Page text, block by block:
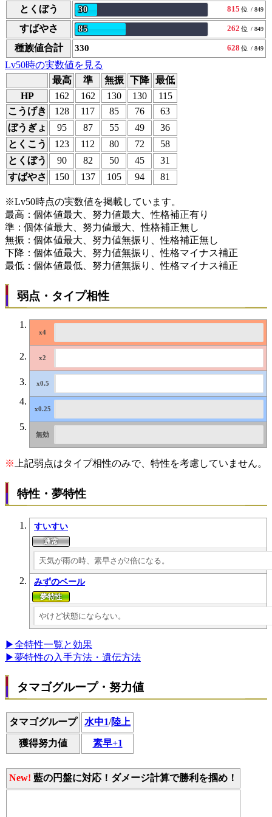
とくぼう 30 815 位 / 849
すばやさ 85 262 位 / 849
種族値合計 330 628 位 / 849
Lv50時の実数値を見る
最高
準 無振 下降 最低
HP
162 162 130 130
115
こうげき
128 117 85 76
63
ぼうぎょ
95 87 55 49
36
とくこう
123 112 80 72
58
とくぼう
90 82 50 45
31
すばやさ
150 137 105 94 81
※Lv50時点の実数値を掲載しています。
最高：個体値最大、努力値最大、性格補正有り
準：個体値最大、努力値最大、性格補正無し
無振：個体値最大、努力値無振り、性格補正無し
下降：個体値最大、努力値無振り、性格マイナス補正
最低：個体値最低、努力値無振り、性格マイナス補正
弱点・タイプ相性
※ 上記弱点はタイプ相性のみで、特性を考慮していません。
特性・夢特性
すいすい
天気が雨の時、素早さが2倍になる。
みずのベール
やけど状態にならない。
▶全特性一覧と効果
▶夢特性の入手方法・遺伝方法
タマゴグループ・努力値
タマゴグループ 水中1/陸上
獲得努力値 素早+1
New! 藍の円盤に対応！ダメージ計算で勝利を掴め！